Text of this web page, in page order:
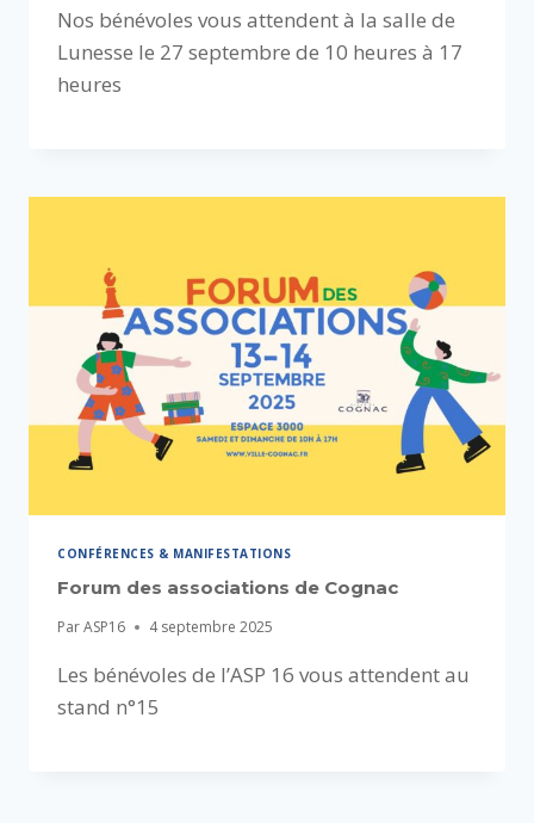
Nos bénévoles vous attendent à la salle de
Lunesse le 27 septembre de 10 heures à 17
heures
CONFÉRENCES & MANIFESTATIONS
Forum des associations de Cognac
ParASP16 4 septembre 2025
Les bénévoles de l’ASP 16 vous attendent au
stand n°15